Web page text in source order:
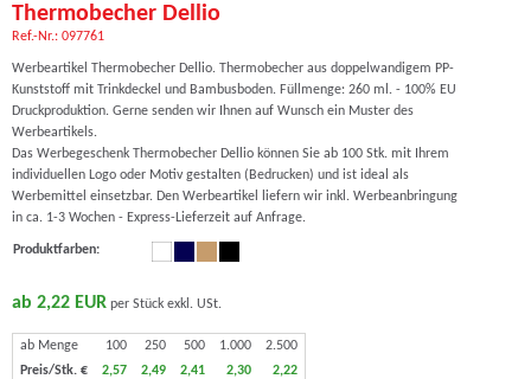
Thermobecher Dellio
Ref.-Nr.: 097761
Werbeartikel Thermobecher Dellio. Thermobecher aus doppelwandigem PP-
Kunststoff mit Trinkdeckel und Bambusboden. Füllmenge: 260 ml. - 100% EU
Druckproduktion. Gerne senden wir Ihnen auf Wunsch ein Muster des
Werbeartikels.
Das Werbegeschenk Thermobecher Dellio können Sie ab 100 Stk. mit Ihrem
individuellen Logo oder Motiv gestalten (Bedrucken) und ist ideal als
Werbemittel einsetzbar. Den Werbeartikel liefern wir inkl. Werbeanbringung
in ca. 1-3 Wochen - Express-Lieferzeit auf Anfrage.
Produktfarben:
ab 2,22 EUR per Stück exkl. USt.
ab Menge 100 250 500 1.000
2.500
Preis/Stk. €
2,57 2,49 2,41 2,30 2,22